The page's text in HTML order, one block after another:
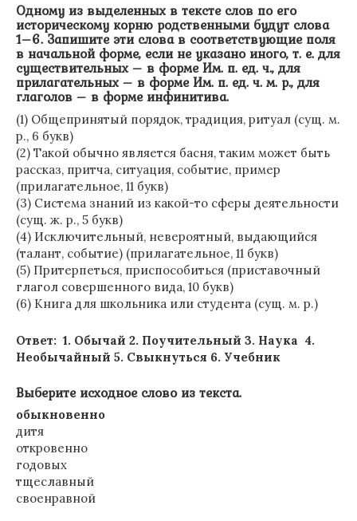
Одному из выделенных в тексте слов по его
историческому корню родственными будут слова
1–6. Запишите эти слова в соответствующие поля
в начальной форме, если не указано иного, т. е. для
существительных – в форме Им. п. ед. ч., для
прилагательных – в форме Им. п. ед. ч. м. р., для
глаголов – в форме инфинитива.
(1) Общепринятый порядок, традиция, ритуал (сущ. м.
р., 6 букв)
(2) Такой обычно является басня, таким может быть
рассказ, притча, ситуация, событие, пример
(прилагательное, 11 букв)
(3) Система знаний из какой-то сферы деятельности
(сущ. ж. р., 5 букв)
(4) Исключительный, невероятный, выдающийся
(талант, событие) (прилагательное, 11 букв)
(5) Притерпеться, приспособиться (приставочный
глагол совершенного вида, 10 букв)
(6) Книга для школьника или студента (сущ. м. р.)
Ответ: 1. Обычай 2. Поучительный 3. Наука 4.
Необычайный 5. Свыкнуться 6. Учебник
Выберите исходное слово из текста.
обыкновенно
дитя
откровенно
годовых
тщеславный
своенравной